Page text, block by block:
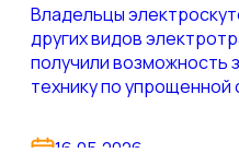
Владельцы
других видов
получили возможность
технику по упрощенной
бюрократическую